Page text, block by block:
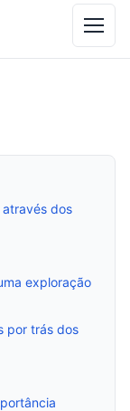
Menu
dos
exploração
por trás dos